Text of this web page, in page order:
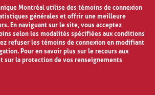
Montréal utilise des témoins de connexion
générales et offrir une meilleure
En naviguant sur le site, vous acceptez
selon les modalités spécifiées aux conditions
refuser les témoins de connexion en modifiant
Pour en savoir plus sur le recours aux
sur la protection de vos renseignements